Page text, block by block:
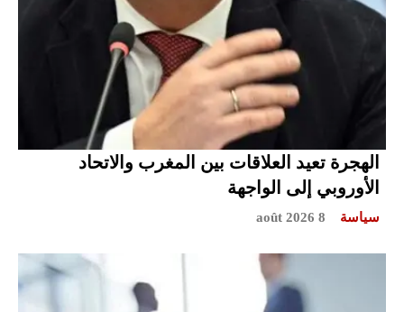
الهجرة تعيد العلاقات بين المغرب والاتحاد
الأوروبي إلى الواجهة
سياسة 8 août 2026